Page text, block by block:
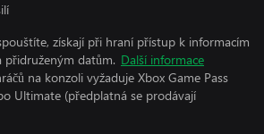
získají při hraní přístup k informacím
přidruženým datům. Další informace
na konzoli vyžaduje Xbox Game Pass
Ultimate (předplatná se prodávají